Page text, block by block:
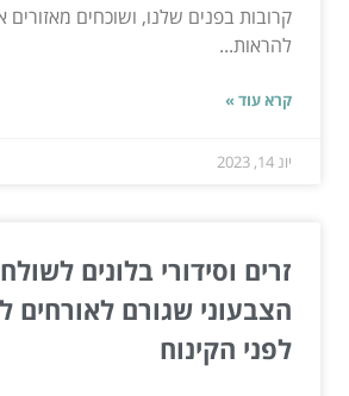
קרובות בפנים שלנו, ושוכחים מאזורים
להראות...
קרא עוד »
יונ 14, 2023
זרים וסידורי בלונים
הצבעוני שגורם לאורחים
לפני הקינוח